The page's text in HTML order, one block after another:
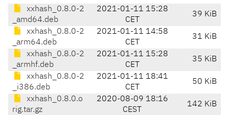
xxhash_0.8.0-2
_amd64.deb
2021-01-11 15:28
CET
39 KiB
xxhash_0.8.0-2
_arm64.deb
2021-01-11 14:58
CET
31 KiB
xxhash_0.8.0-2
_armhf.deb
2021-01-11 15:28
CET
35 KiB
xxhash_0.8.0-2
_i386.deb
2021-01-11 18:41
CET
50 KiB
xxhash_0.8.0.o
rig.tar.gz
2020-08-09 18:16
CEST
142 KiB